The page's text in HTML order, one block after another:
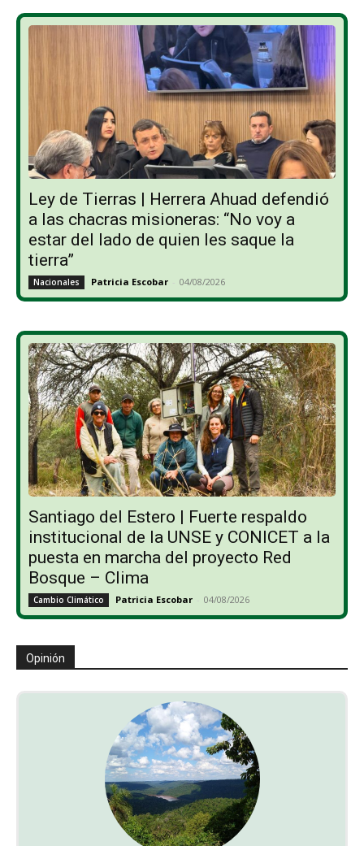
Ley de Tierras | Herrera Ahuad defendió
a las chacras misioneras: “No voy a
estar del lado de quien les saque la
tierra”
Nacionales Patricia Escobar - 04/08/2026
Santiago del Estero | Fuerte respaldo
institucional de la UNSE y CONICET a la
puesta en marcha del proyecto Red
Bosque – Clima
Cambio Climático Patricia Escobar - 04/08/2026
Opinión